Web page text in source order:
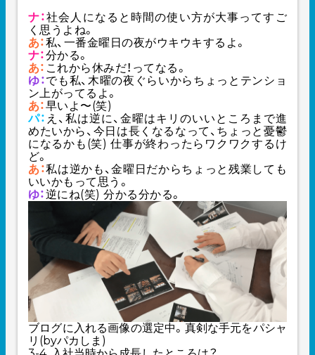
ナ：社会人になると時間の使い方が大事ってすご
く思うよね。
あ：私、一番金曜日の夜がウキウキするよ。
ナ：分かる。
あ： これから休みだ！ってなる。
ゆ：でも私、木曜の夜ぐらいからちょっとテンショ
ン上がってるよ。
あ：早いよ〜(笑)
パ： え、私は逆に、金曜はキリのいいところまで進
めたいから、今日は長くなるなって、ちょっと憂鬱
になるかも(笑) 仕事が終わったらワクワクするけ
ど。
あ：私は逆かも、金曜日だからちょっと残業しても
いいかもって思う。
ゆ：逆にね(笑) 分かる分かる。
ブログに入れる画像の選定中。真剣な手元をパシャ
リ(byパカしま)